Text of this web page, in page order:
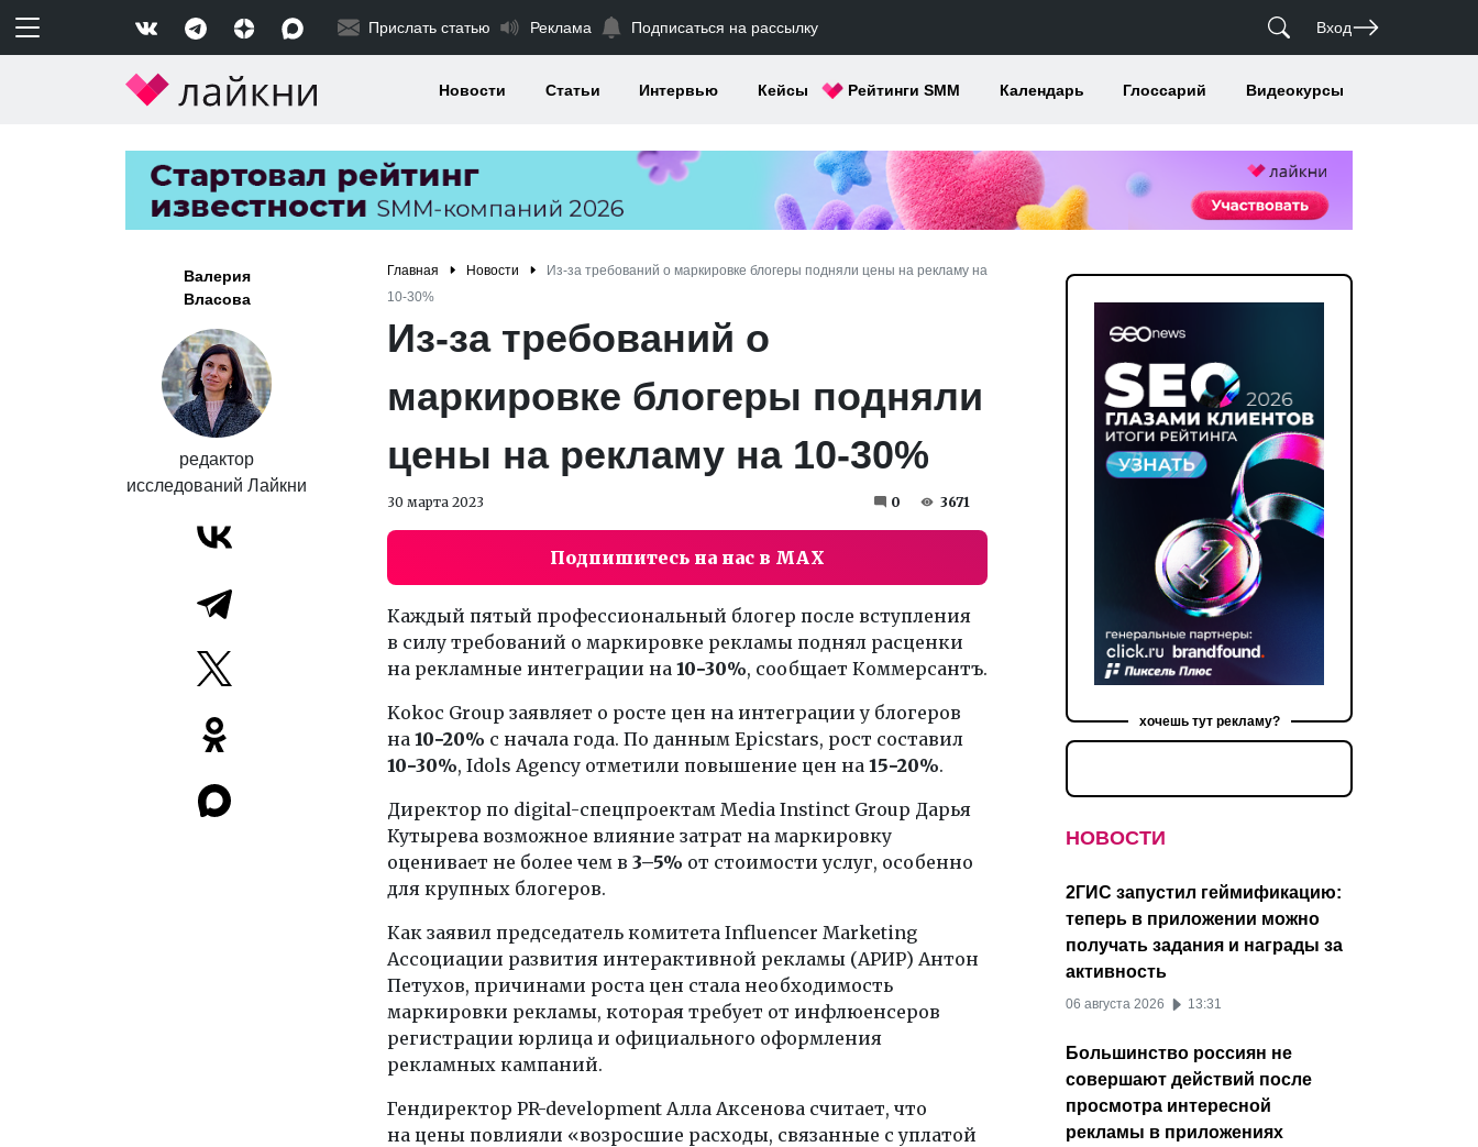
Прислать статью Реклама Подписаться на рассылку Вход
Новости Статьи Интервью Кейсы Рейтинги SMM Календарь Глоссарий Видеокурсы
Валерия
Власова
редактор
исследований Лайкни
Главная Новости
Из-за требований о маркировке блогеры подняли цены на рекламу на
10-30%
Из-за требований о
маркировке блогеры подняли
цены на рекламу на 10-30%
30 марта 2023 0 3671
Подпишитесь на нас в MAX
Каждый пятый профессиональный блогер после вступления
в силу требований о маркировке рекламы поднял расценки
на рекламные интеграции на 10−30%, сообщает Коммерсантъ.
Kokoc Group заявляет о росте цен на интеграции у блогеров
на 10−20% с начала года. По данным Epicstars, рост составил
10−30%, Idols Agency отметили повышение цен на 15−20%.
Директор по digital-спецпроектам Media Instinct Group Дарья
Кутырева возможное влияние затрат на маркировку
оценивает не более чем в 3–5% от стоимости услуг, особенно
для крупных блогеров.
Как заявил председатель комитета Influencer Marketing
Ассоциации развития интерактивной рекламы (АРИР) Антон
Петухов, причинами роста цен стала необходимость
маркировки рекламы, которая требует от инфлюенсеров
регистрации юрлица и официального оформления
рекламных кампаний.
Гендиректор PR-development Алла Аксенова считает, что
на цены повлияли «возросшие расходы, связанные с уплатой
хочешь тут рекламу?
НОВОСТИ
2ГИС запустил геймификацию:
теперь в приложении можно
получать задания и награды за
активность
06 августа 2026 13:31
Большинство россиян не
совершают действий после
просмотра интересной
рекламы в приложениях